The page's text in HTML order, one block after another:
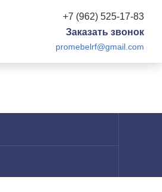
+7 (962) 525-17-83
Заказать звонок
promebelrf@gmail.com